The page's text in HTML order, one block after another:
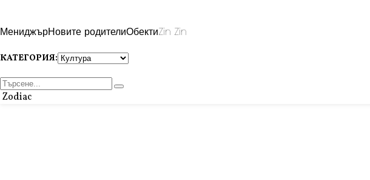
МениджърНовите родителиОбектиZin Zin
КАТЕГОРИЯ:
Zodiac